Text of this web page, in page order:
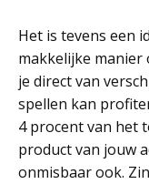
Het is tevens een
makkelijke manier
je direct van
spellen kan
4 procent van het
product van jouw
onmisbaar ook.